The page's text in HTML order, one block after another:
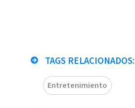
TAGS RELACIONADOS:
Entretenimiento